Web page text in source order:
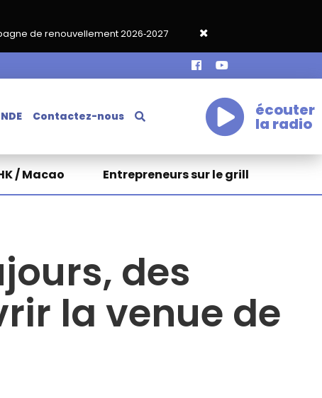
2026‑2027
Grand café de rentrée HKA le vendredi 18
Contactez-nous écouter
la radio
/ Macao Entrepreneurs sur le grill
des
la venue de